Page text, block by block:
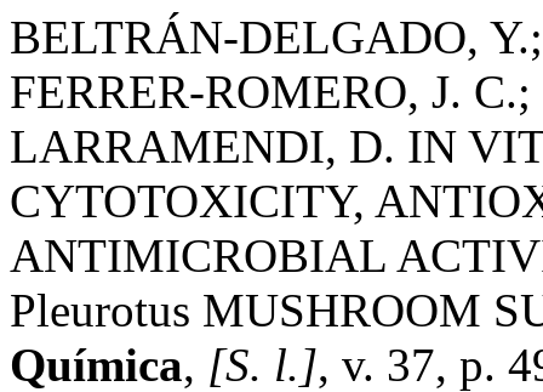
BELTRÁN-DELGADO,
FERRER-ROMERO, J.
LARRAMENDI, D. IN
CYTOTOXICITY,
ANTIMICROBIAL
Pleurotus MUSHROOM
Química, [S. l.], v. 37, p.